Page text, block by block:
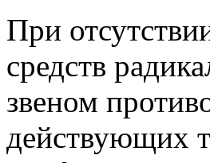
При
средств
звеном
действующих